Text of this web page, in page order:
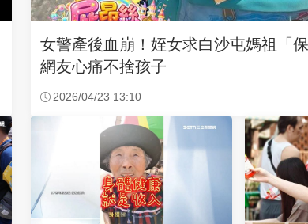
女警產後血崩！姪女求白沙屯媽祖「
網友心痛不捨孩子
2026/04/23 13:10